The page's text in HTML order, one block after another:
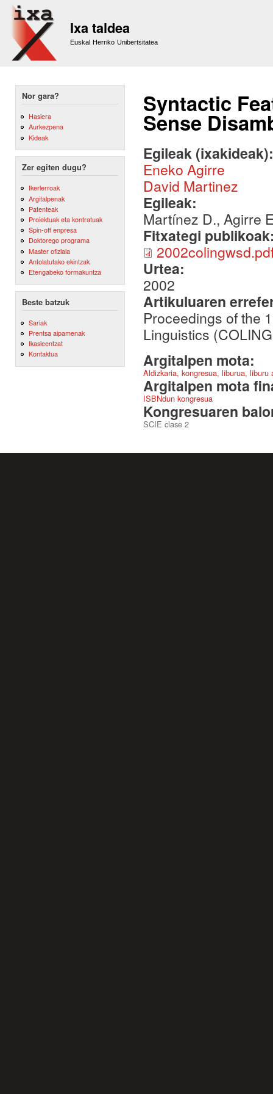
Ixa taldea
Euskal Herriko Unibertsitatea
Nor gara?
Hasiera
Aurkezpena
Kideak
Zer egiten dugu?
Ikerlerroak
Argitalpenak
Patenteak
Proiektuak eta kontratuak
Spin-off enpresa
Doktorego programa
Master ofiziala
Antolatutako ekintzak
Etengabeko formakuntza
Beste batzuk
Sariak
Prentsa aipamenak
Ikasleentzat
Kontaktua
Syntactic
Sense
Egileak
Eneko Agirre
David Martinez
Egileak:
Martínez D., Agirre
Fitxategi
Urtea:
2002
Artikuluaren
Proceedings of the
Linguistics
Argitalpen mota:
Aldizkaria, kongresua, liburua,
Argitalpen mota
ISBNdun kongresua
Kongresuaren
SCIE clase 2